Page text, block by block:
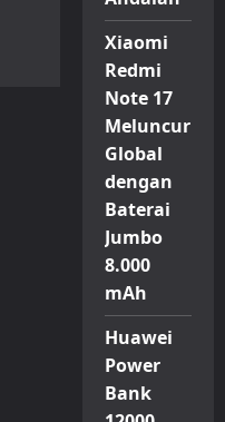
Xiaomi
Redmi
Note 17
Meluncur
Global
dengan
Baterai
Jumbo
8.000
mAh
Huawei
Power
Bank